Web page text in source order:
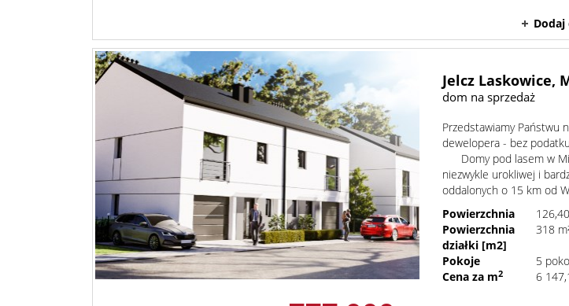
Jelcz Laskowice,
dom na sprzedaż
Przedstawiamy Państwu
dewelopera - bez
Domy pod lasem w
niezwykle urokliwej i
oddalonych o 15 km od
Powierzchnia
Powierzchnia
działki [m2]
318
Pokoje
5
Cena za m2 6